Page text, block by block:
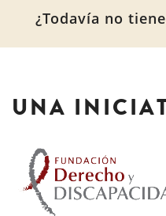
¿Todavía no
UNA